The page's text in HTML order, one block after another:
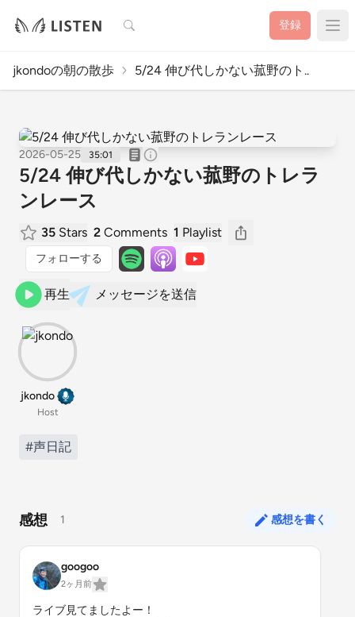
検索 登録
jkondoの朝の散歩 5/24 伸び代しかない菰野のト..
2026-05-25 35:01
5/24 伸び代しかない菰野のトレラ
ンレース
35 Stars 2 Comments 1 Playlist
フォローする
再生 メッセージを送信
jkondo
Host
#声日記
感想 1 感想を書く
googoo
2ヶ月前
ライブ見てましたよー！